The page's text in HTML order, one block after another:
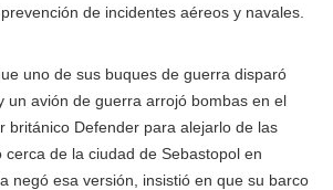
de incidentes aéreos y navales.
uno de sus buques de guerra disparó
un avión de guerra arrojó bombas en el
británico Defender para alejarlo de las
de la ciudad de Sebastopol en
negó esa versión, insistió en que su barco